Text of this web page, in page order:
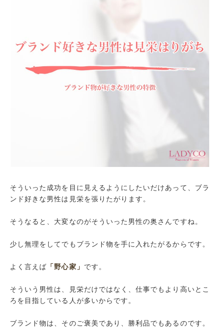
そういった成功を目に見えるようにしたいだけあって、ブラ
ンド好きな男性は見栄を張りたがります。
そうなると、大変なのがそういった男性の奥さんですね。
少し無理をしてでもブランド物を手に入れたがるからです。
よく言えば 「野心家」 です。
そういう男性は、見栄だけではなく、仕事でもより高いとこ
ろを目指している人が多いからです。
ブランド物は、そのご褒美であり、勝利品でもあるのです。